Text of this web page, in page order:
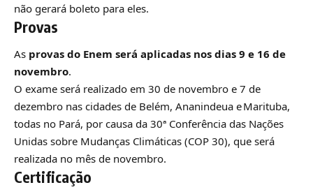
não gerará boleto para eles.
Provas
As provas do Enem será aplicadas nos dias 9 e 16 de
novembro.
O exame será realizado em 30 de novembro e 7 de
dezembro nas cidades de Belém, Ananindeua e Marituba,
todas no Pará, por causa da 30ª Conferência das Nações
Unidas sobre Mudanças Climáticas (COP 30), que será
realizada no mês de novembro.
Certificação